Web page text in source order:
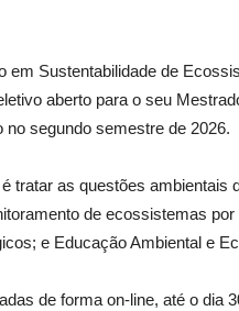
em Sustentabilidade de
aberto para o seu
segundo semestre de 2026.
tratar as questões ambientais
de ecossistemas
e Educação Ambiental e
de forma on-line, até o dia